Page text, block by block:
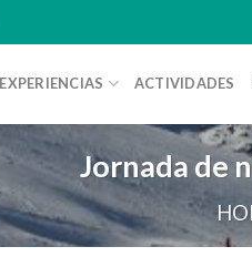
EXPERIENCIAS ACTIVIDADES
Jornada de